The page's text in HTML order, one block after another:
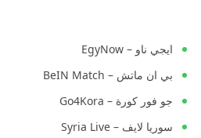
ايجي ناو – EgyNow
بي ان ماتش – BeIN Match
جو فور كورة – Go4Kora
سوريا لايف – Syria Live